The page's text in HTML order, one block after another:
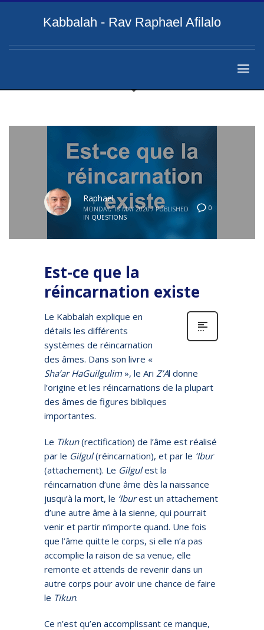
Kabbalah - Rav Raphael Afilalo
0
Raphael
MONDAY, 18 MAY 2020 / PUBLISHED
IN QUESTIONS
Est-ce que la
réincarnation existe
Le Kabbalah explique en
détails les différents
systèmes de réincarnation
des âmes. Dans son livre «
Sha’ar HaGuilgulim», le Ari Z’Al donne
l’origine et les réincarnations de la plupart
des âmes de figures bibliques
importantes.
Le Tikun(rectification) de l’âme est réalisé
par le Gilgul(réincarnation), et par le ‘Ibur
(attachement). Le Gilgulest la
réincarnation d’une âme dès la naissance
jusqu’à la mort, le ‘Iburest un attachement
d’une autre âme à la sienne, qui pourrait
venir et partir n’importe quand. Une fois
que l’âme quitte le corps, si elle n’a pas
accomplie la raison de sa venue, elle
remonte et attends de revenir dans un
autre corps pour avoir une chance de faire
le Tikun.
Ce n’est qu’en accomplissant ce manque,